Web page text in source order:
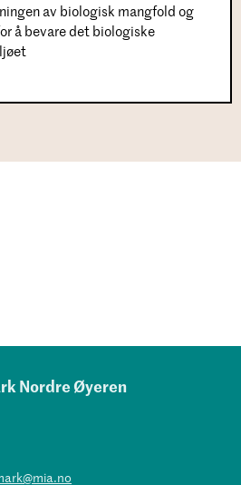
av biologisk mangfold og
å bevare det biologiske
Nordre Øyeren